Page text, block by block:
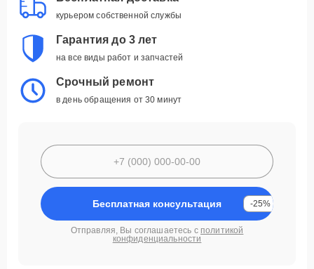
курьером собственной службы
Гарантия до 3 лет
на все виды работ и запчастей
Срочный ремонт
в день обращения от 30 минут
Бесплатная консультация -25%
Отправляя, Вы соглашаетесь с политикой
конфиденциальности